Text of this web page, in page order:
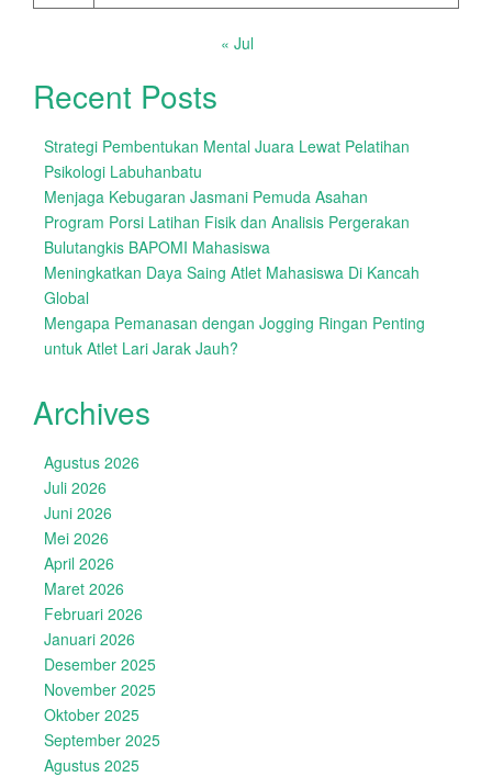
« Jul
Recent Posts
Strategi Pembentukan Mental Juara Lewat Pelatihan
Psikologi Labuhanbatu
Menjaga Kebugaran Jasmani Pemuda Asahan
Program Porsi Latihan Fisik dan Analisis Pergerakan
Bulutangkis BAPOMI Mahasiswa
Meningkatkan Daya Saing Atlet Mahasiswa Di Kancah
Global
Mengapa Pemanasan dengan Jogging Ringan Penting
untuk Atlet Lari Jarak Jauh?
Archives
Agustus 2026
Juli 2026
Juni 2026
Mei 2026
April 2026
Maret 2026
Februari 2026
Januari 2026
Desember 2025
November 2025
Oktober 2025
September 2025
Agustus 2025